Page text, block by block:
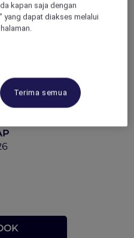
on your voyage of
an incredible price.
2026
kapan saja dengan
dapat diakses melalui
Terima semua